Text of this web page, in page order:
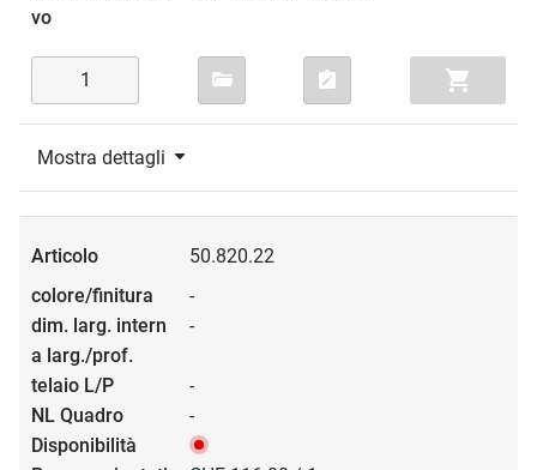
Mostra dettagli
50.820.22
-
-
-
-